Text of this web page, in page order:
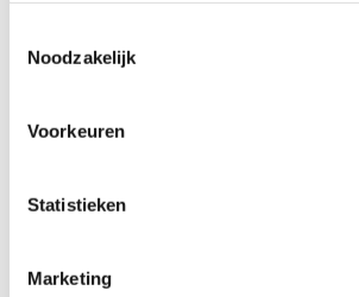
Noodzakelijk
Voorkeuren
Statistieken
Marketing
Specialist Financiële
Sociaal Domein
Je gaat aan de slag bij
volop inzet op datagedreven